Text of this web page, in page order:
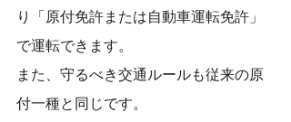
り「原付免許または自動車運転免許」
で運転できます。
また、守るべき交通ルールも従来の原
付一種と同じです。